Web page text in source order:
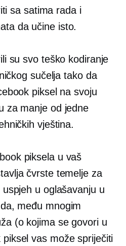
sa satima rada i
da učine isto.
su svo teško kodiranje
sučelja tako da
piksel na svoju
za manje od jedne
vještina.
piksela u vaš
čvrste temelje za
u oglašavanju u
među mnogim
(o kojima se govori u
vas može spriječiti